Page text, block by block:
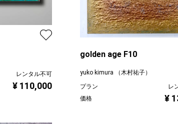
レンタル不可
¥ 110,000
golden age F10
yuko kimura （木村祐子）
プラン
レ
価格
¥